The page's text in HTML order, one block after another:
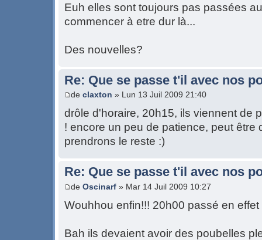
Euh elles sont toujours pas passées
commencer à etre dur là...
Des nouvelles?
Re: Que se passe t'il avec nos
de claxton » Lun 13 Juil 2009 21:40
drôle d'horaire, 20h15, ils viennent de
! encore un peu de patience, peut être
prendrons le reste :)
Re: Que se passe t'il avec nos
de Oscinarf » Mar 14 Juil 2009 10:27
Wouhhou enfin!!! 20h00 passé en effet
Bah ils devaient avoir des poubelles